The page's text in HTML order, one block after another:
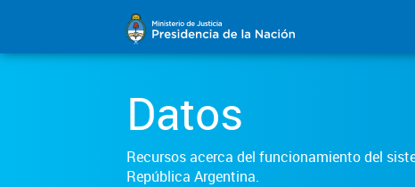
Datos
Recursos acerca del funcionamiento del
República Argentina.